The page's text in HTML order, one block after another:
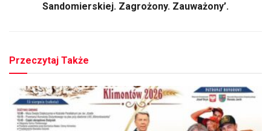
Sandomierskiej. Zagrożony. Zauważony’.
Przeczytaj Także